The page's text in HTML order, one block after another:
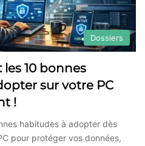
Dossiers
les 10 bonnes
sur votre PC
!
habitudes à adopter dès
pour protéger vos données,